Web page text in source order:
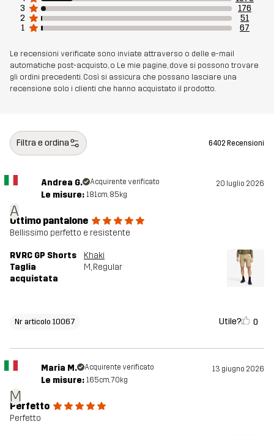
3
176
2
51
1
67
Le recensioni verificate sono inviate attraverso o delle e-mail
automatiche post-acquisto, o Le mie pagine, dove si possono trovare
gli ordini precedenti. Così si assicura che possano lasciare una
recensione solo i clienti che hanno acquistato il prodotto.
Filtra e ordina 6402 Recensioni
A
Andrea G. Acquirente verificato 20 luglio 2026
Le misure: 181cm, 85kg
Ottimo pantalone
Bellissimo perfetto e resistente
RVRC GP Shorts
Khaki
Taglia
acquistata
M, Regular
Nr articolo 10067 Utile? 0
M
Maria M. Acquirente verificato 13 giugno 2026
Le misure: 165cm, 70kg
Perfetto
Perfetto